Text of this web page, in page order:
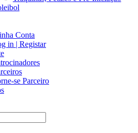
Conta
in | Registar
se Parceiro